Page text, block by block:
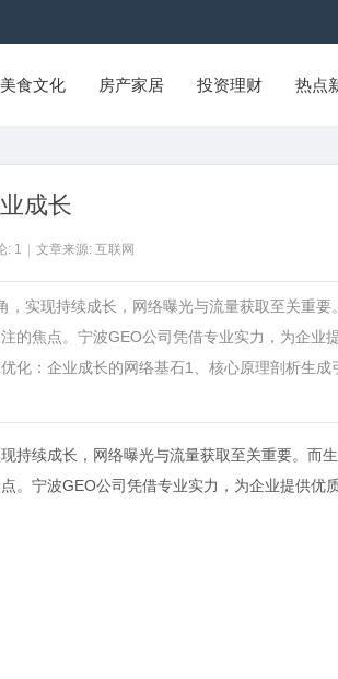
美食文化 房产家居 投资理财 热点
成长
: 1 文章来源: 互联网
实现持续成长，网络曝光与流量获取至关重要。
的焦点。宁波GEO公司凭借专业实力，为企业
化：企业成长的网络基石1、核心原理剖析生成引
持续成长，网络曝光与流量获取至关重要。而
。 宁波GEO公司凭借专业实力，为企业提供优